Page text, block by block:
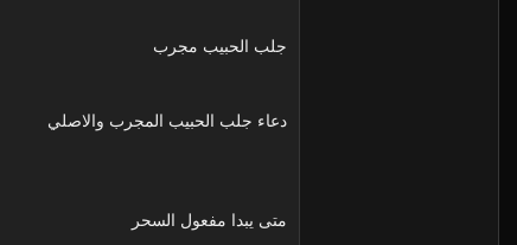
جلب الحبيب مجرب
دعاء جلب الحبيب المجرب والاصلي
متى يبدا مفعول السحر